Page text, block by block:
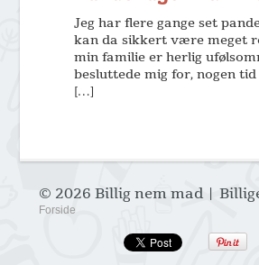
Jeg har flere gange set
kan da sikkert være meget
min familie er herlig
besluttede mig for, nogen
[…]
© 2026 Billig nem mad |
Forside